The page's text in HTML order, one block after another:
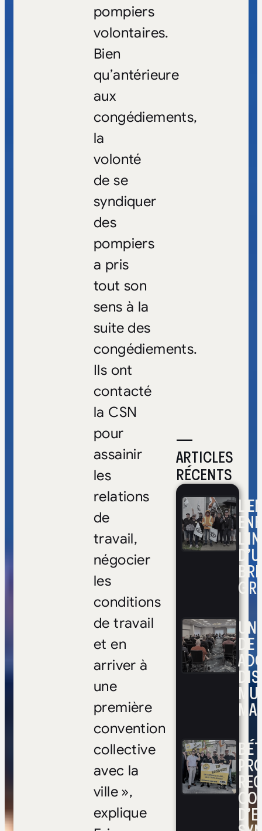
—
ARTICLES
RÉCENTS
DE
pompiers
volontaires.
Bien
qu’antérieure
aux
congédiements,
la
volonté
de se
syndiquer
des
pompiers
a pris
tout son
sens à la
suite des
congédiements.
Ils ont
contacté
la CSN
pour
assainir
les
relations
de
travail,
négocier
les
conditions
de travail
et en
arriver à
une
première
convention
collective
avec la
ville »,
explique